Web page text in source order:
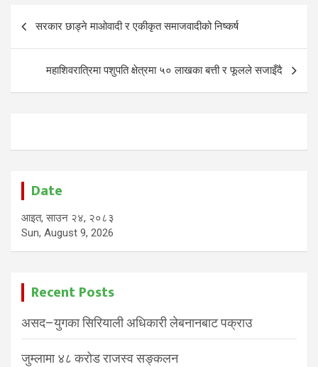
Post
navigation
सरकार छाड्ने माओवादी र एकीकृत समाजवादीको निष्कर्ष
महाशिवरात्रिमा पशुपति क्षेत्रमा ५० लाखका बत्ती र फूलले सजाइँदै
Date
आइत, साउन २४, २०८३
Sun, August 9, 2026
Recent Posts
असद–युगका सिरियाली अधिकारी लेबनानबाट पक्राउ
जुम्लामा ४८ करोड राजस्व सङ्कलन